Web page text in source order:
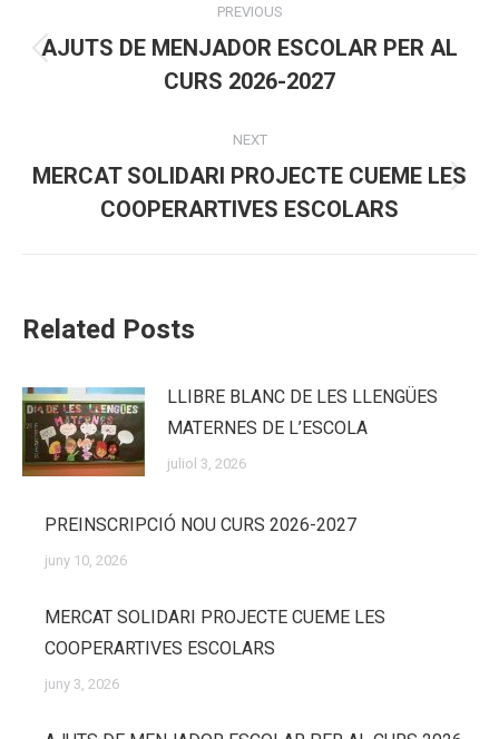
navigation
PREVIOUS
Previous
post:
AJUTS DE MENJADOR ESCOLAR PER AL
CURS 2026-2027
NEXT
Next
post:
MERCAT SOLIDARI PROJECTE CUEME LES
COOPERARTIVES ESCOLARS
Related Posts
LLIBRE BLANC DE LES LLENGÜES
MATERNES DE L’ESCOLA
juliol 3, 2026
PREINSCRIPCIÓ NOU CURS 2026-2027
juny 10, 2026
MERCAT SOLIDARI PROJECTE CUEME LES
COOPERARTIVES ESCOLARS
juny 3, 2026